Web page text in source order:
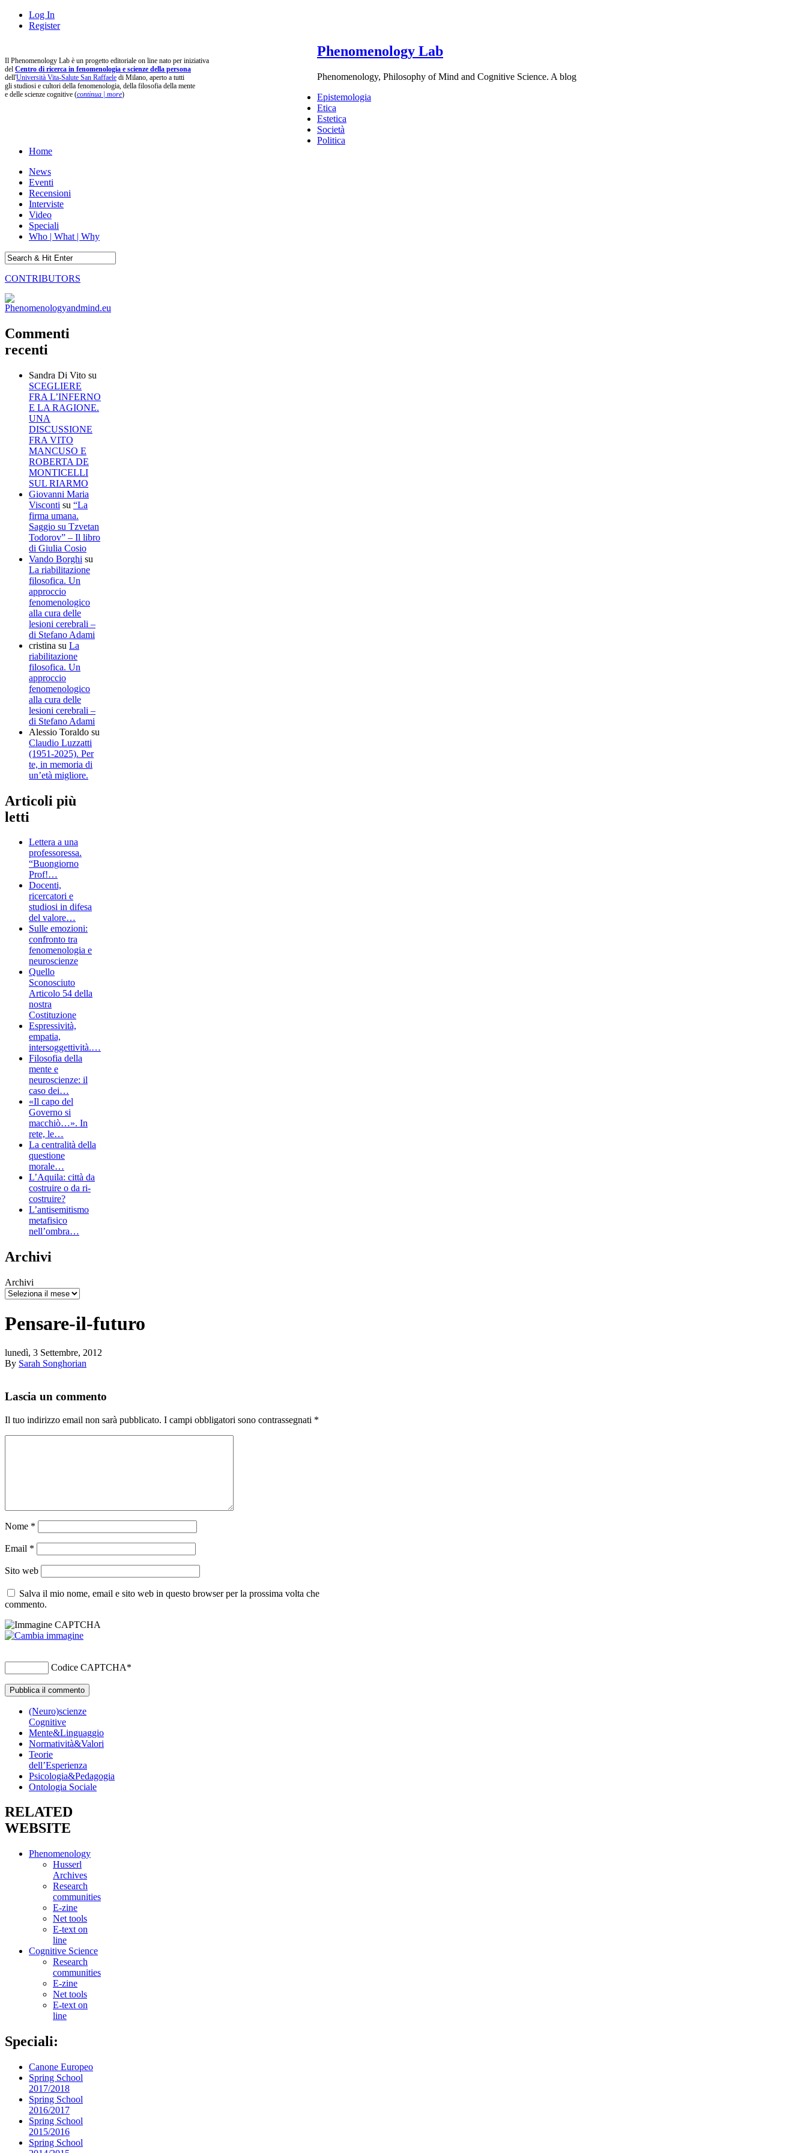
Log In
Register
Il Phenomenology Lab è un progetto editoriale on line nato per iniziativa
del Centro di ricerca in fenomenologia e scienze della persona
dell'Università Vita-Salute San Raffaele di Milano, aperto a tutti
gli studiosi e cultori della fenomenologia, della filosofia della mente
e delle scienze cognitive (continua | more)
Phenomenology Lab
Phenomenology, Philosophy of Mind and Cognitive Science. A blog
Epistemologia
Etica
Estetica
Società
Politica
Home
News
Eventi
Recensioni
Interviste
Video
Speciali
Who | What | Why
CONTRIBUTORS
Commenti
recenti
Sandra Di Vito su
SCEGLIERE
FRA L’INFERNO
E LA RAGIONE.
UNA
DISCUSSIONE
FRA VITO
MANCUSO E
ROBERTA DE
MONTICELLI
SUL RIARMO
Giovanni Maria
Visconti su “La
firma umana.
Saggio su Tzvetan
Todorov” – Il libro
di Giulia Cosio
Vando Borghi su
La riabilitazione
filosofica. Un
approccio
fenomenologico
alla cura delle
lesioni cerebrali –
di Stefano Adami
cristina su La
riabilitazione
filosofica. Un
approccio
fenomenologico
alla cura delle
lesioni cerebrali –
di Stefano Adami
Alessio Toraldo su
Claudio Luzzatti
(1951-2025). Per
te, in memoria di
un’età migliore.
Articoli più
letti
Lettera a una
professoressa.
“Buongiorno
Prof!…
Docenti,
ricercatori e
studiosi in difesa
del valore…
Sulle emozioni:
confronto tra
fenomenologia e
neuroscienze
Quello
Sconosciuto
Articolo 54 della
nostra
Costituzione
Espressività,
empatia,
intersoggettività.…
Filosofia della
mente e
neuroscienze: il
caso dei…
«Il capo del
Governo si
macchiò…». In
rete, le…
La centralità della
questione
morale…
L’Aquila: città da
costruire o da ri-
costruire?
L’antisemitismo
metafisico
nell’ombra…
Archivi
Archivi
Pensare-il-futuro
lunedì, 3 Settembre, 2012
By Sarah Songhorian
Lascia un commento
Il tuo indirizzo email non sarà pubblicato. I campi obbligatori sono contrassegnati *
Nome *
Email *
Sito web
Salva il mio nome, email e sito web in questo browser per la prossima volta che
commento.
Codice CAPTCHA*
(Neuro)scienze
Cognitive
Mente&Linguaggio
Normatività&Valori
Teorie
dell’Esperienza
Psicologia&Pedagogia
Ontologia Sociale
RELATED
WEBSITE
Phenomenology
Husserl
Archives
Research
communities
E-zine
Net tools
E-text on
line
Cognitive Science
Research
communities
E-zine
Net tools
E-text on
line
Speciali:
Canone Europeo
Spring School
2017/2018
Spring School
2016/2017
Spring School
2015/2016
Spring School